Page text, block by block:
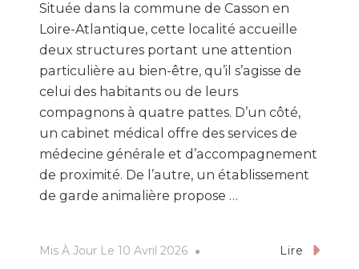
Située dans la commune de Casson en
Loire-Atlantique, cette localité accueille
deux structures portant une attention
particulière au bien-être, qu’il s’agisse de
celui des habitants ou de leurs
compagnons à quatre pattes. D’un côté,
un cabinet médical offre des services de
médecine générale et d’accompagnement
de proximité. De l’autre, un établissement
de garde animalière propose …
Mis À Jour Le 10 Avril 2026 Lire